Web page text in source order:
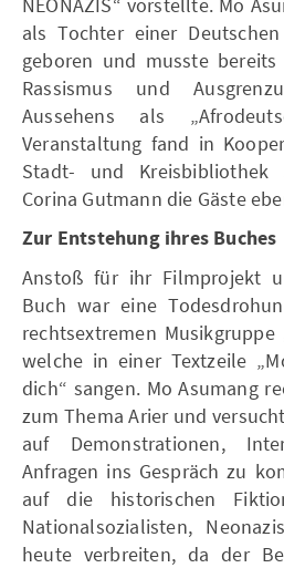
als Tochter einer
geboren und musste
Rassismus und
Aussehens als
Veranstaltung fand in
Stadt- und
Corina Gutmann die Gäste
Zur Entstehung ihres Buches
Anstoß für ihr Filmprojekt
Buch war eine
rechtsextremen Musikgruppe
welche in einer Textzeile
dich“ sangen. Mo Asumang
zum Thema Arier und
auf Demonstrationen,
Anfragen ins Gespräch zu
auf die historischen
Nationalsozialisten,
heute verbreiten, da der